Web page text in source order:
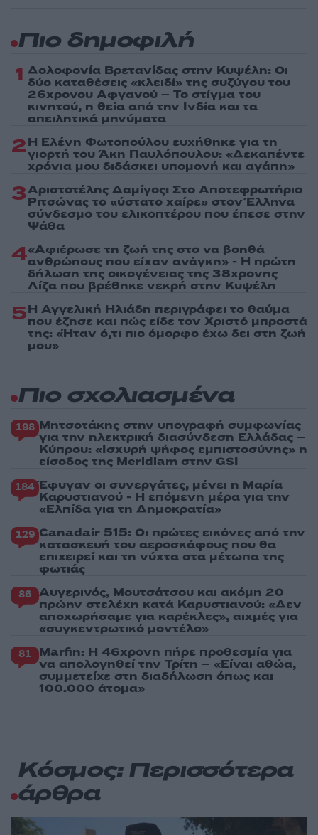
Πιο δημοφιλή
1 Δολοφονία Βρετανίδας στην Κυψέλη: Οι
δύο καταθέσεις «κλειδί» της συζύγου του
26χρονου Αφγανού – Το στίγμα του
κινητού, η θεία από την Ινδία και τα
απειλητικά μηνύματα
2Η Ελένη Φωτοπούλου ευχήθηκε για τη
γιορτή του Άκη Παυλόπουλου: «Δεκαπέντε
χρόνια μου διδάσκει υπομονή και αγάπη»
3Αριστοτέλης Δαμίγος: Στο Αποτεφρωτήριο
Ριτσώνας το «ύστατο χαίρε» στον Έλληνα
σύνδεσμο του ελικοπτέρου που έπεσε στην
Ψάθα
4«Αφιέρωσε τη ζωή της στο να βοηθά
ανθρώπους που είχαν ανάγκη» - Η πρώτη
δήλωση της οικογένειας της 38χρονης
Λίζα που βρέθηκε νεκρή στην Κυψέλη
5Η Αγγελική Ηλιάδη περιγράφει το θαύμα
που έζησε και πώς είδε τον Χριστό μπροστά
της: «Ήταν ό,τι πιο όμορφο έχω δει στη ζωή
μου»
Πιο σχολιασμένα
198 Μητσοτάκης στην υπογραφή συμφωνίας
για την ηλεκτρική διασύνδεση Ελλάδας –
Κύπρου: «Ισχυρή ψήφος εμπιστοσύνης» η
είσοδος της Meridiam στην GSI
184 Έφυγαν οι συνεργάτες, μένει η Μαρία
Καρυστιανού - Η επόμενη μέρα για την
«Ελπίδα για τη Δημοκρατία»
129 Canadair 515: Οι πρώτες εικόνες από την
κατασκευή του αεροσκάφους που θα
επιχειρεί και τη νύχτα στα μέτωπα της
φωτιάς
86 Αυγερινός, Μουτσάτσου και ακόμη 20
πρώην στελέχη κατά Καρυστιανού: «Δεν
αποχωρήσαμε για καρέκλες», αιχμές για
«συγκεντρωτικό μοντέλο»
81 Marfin: Η 46χρονη πήρε προθεσμία για
να απολογηθεί την Τρίτη – «Είναι αθώα,
συμμετείχε στη διαδήλωση όπως και
100.000 άτομα»
Κόσμος: Περισσότερα
άρθρα